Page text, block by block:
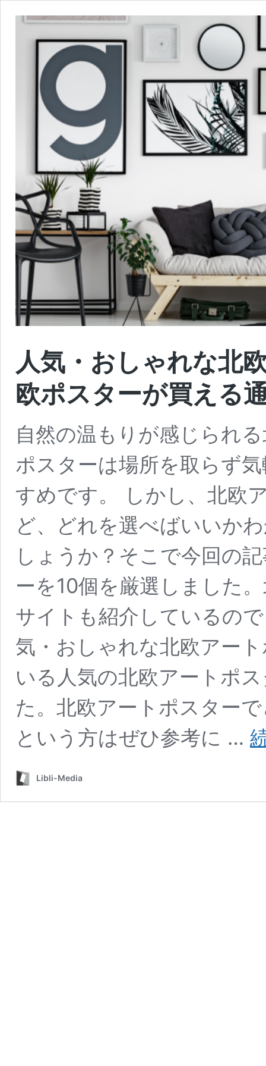
人気・おしゃれな北
欧ポスターが買える
自然の温もりが感じられ
ポスターは場所を取らず
すめです。 しかし、北欧
ど、どれを選べばいいか
しょうか？そこで今回の
ーを10個を厳選しました
サイトも紹介しているの
気・おしゃれな北欧アー
いる人気の北欧アートポ
た。北欧アートポスター
という方はぜひ参考に …
Libli-Media